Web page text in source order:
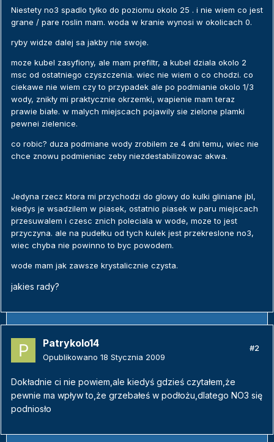
Niestety no3 spadlo tylko do poziomu okolo 25 . i nie wiem co jest
grane / pare roslin mam. woda w kranie wynosi w okolicach 0.
ryby widze dalej sa jakby nie swoje.
moze kubel zasyfiony, ale mam prefiltr, a kubel dziala okolo 2
msc od ostatniego czyszczenia. wiec nie wiem o co chodzi. co
ciekawe nie wiem czy to przypadek ale po podmianie okolo 1/3
wody, znikły mi praktycznie okrzemki, wapienie mam teraz
prawie białe. w malych miejscach pojawily sie zielone plamki
pewnei zielenice.
co robic? duza podmiane wody zrobilem ze 4 dni temu, wiec nie
chce znowu podmieniac zeby niezdestabilizowac akwa.
Jedyna rzecz ktora mi przychodzi do glowy do kulki gliniane jbl,
kiedys je wsadzilem w piasek, ostatnio piasek w paru miejscach
przesuwalem i czesc znich poleciala w wode, moze to jest
przyczyna. ale na pudełku od tych kulek jest przekreslone no3,
wiec chyba nie powinno to byc powodem.
wode mam jak zawsze krystalicznie czysta.
jakies rady?
Patrykolo14
Opublikowano 18 Stycznia 2009
#2
Dokładnie ci nie powiem,ale kiedyś gdzieś czytałem,że
pewnie ma wpływ to,że grzebałeś w podłożu,dlatego NO3 się
podniosło